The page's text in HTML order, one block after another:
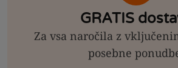
GRATIS
Za vsa naročila z
posebne